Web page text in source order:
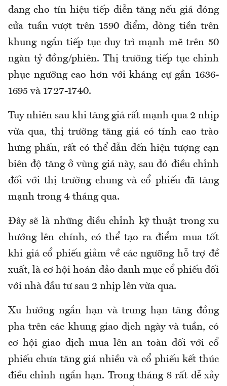
đang cho tín hiệu tiếp diễn tăng nếu giá đóng
cửa tuần vượt trên 1590 điểm, dòng tiền trên
khung ngắn tiếp tục duy trì mạnh mẽ trên 50
ngàn tỷ đồng/phiên. Thị trường tiếp tục chinh
phục ngưỡng cao hơn với kháng cự gần 1636-
1695 và 1727-1740.
Tuy nhiên sau khi tăng giá rất mạnh qua 2 nhịp
vừa qua, thị trường tăng giá có tính cao trào
hưng phấn, rất có thể dẫn đến hiện tượng cạn
biên độ tăng ở vùng giá này, sau đó điều chỉnh
đối với thị trường chung và cổ phiếu đã tăng
mạnh trong 4 tháng qua.
Đây sẽ là những điều chỉnh kỹ thuật trong xu
hướng lên chính, có thể tạo ra điểm mua tốt
khi giá cổ phiếu giảm về các ngưỡng hỗ trợ đề
xuất, là cơ hội hoán đảo danh mục cổ phiếu đối
với nhà đầu tư sau 2 nhịp lên vừa qua.
Xu hướng ngắn hạn và trung hạn tăng đồng
pha trên các khung giao dịch ngày và tuần, có
cơ hội giao dịch mua lên an toàn đối với cổ
phiếu chưa tăng giá nhiều và cổ phiếu kết thúc
điều chỉnh ngắn hạn. Trong tháng 8 rất dễ xảy